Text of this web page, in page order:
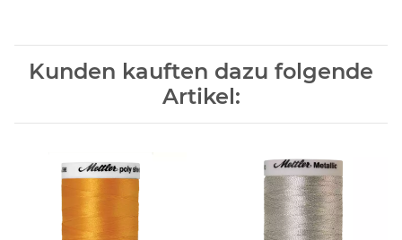
Kunden kauften dazu folgende
Artikel: